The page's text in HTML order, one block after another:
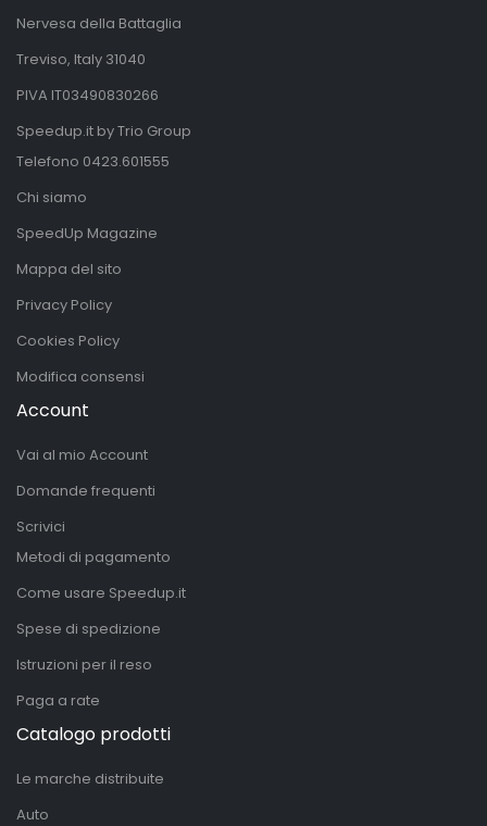
Nervesa della Battaglia
Treviso, Italy 31040
PIVA IT03490830266
Speedup.it by Trio Group
Telefono 0423.601555
Chi siamo
SpeedUp Magazine
Mappa del sito
Privacy Policy
Cookies Policy
Modifica consensi
Account
Vai al mio Account
Domande frequenti
Scrivici
Metodi di pagamento
Come usare Speedup.it
Spese di spedizione
Istruzioni per il reso
Paga a rate
Catalogo prodotti
Le marche distribuite
Auto